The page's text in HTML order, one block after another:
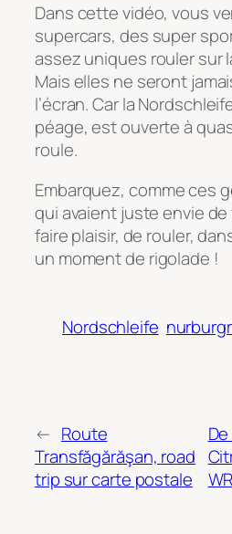
Dans cette vidéo, vous
supercars, des super
assez uniques rouler sur
Mais elles ne seront
l’écran. Car la
péage, est ouverte à
roule.
Embarquez, comme ces
qui avaient juste envie
faire plaisir, de rouler,
un moment de rigolade !
Nordschleife
← Route
Transfăgărăşan, road
trip sur carte postale